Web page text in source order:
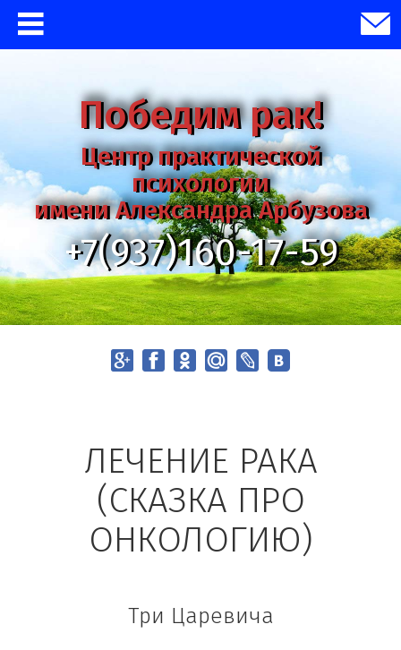
Победим рак!
Центр практической
психологии
имени Александра Арбузова
+7(937)160-17-59
ЛЕЧЕНИЕ РАКА
(СКАЗКА ПРО
ОНКОЛОГИЮ)
Три Царевича